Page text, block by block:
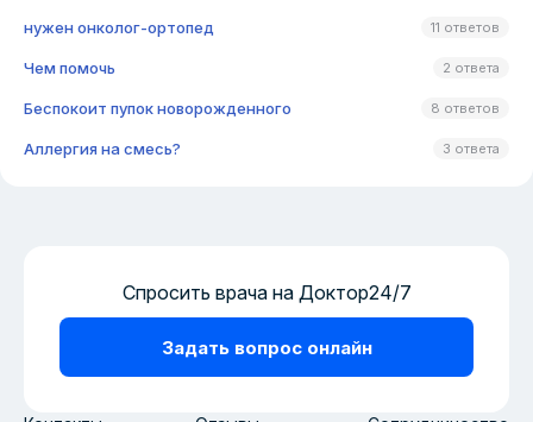
нужен онколог-ортопед 11 ответов
Чем помочь 2 ответа
Беспокоит пупок новорожденного 8 ответов
Аллергия на смесь? 3 ответа
Спросить врача на Доктор24/7
Задать вопрос онлайн